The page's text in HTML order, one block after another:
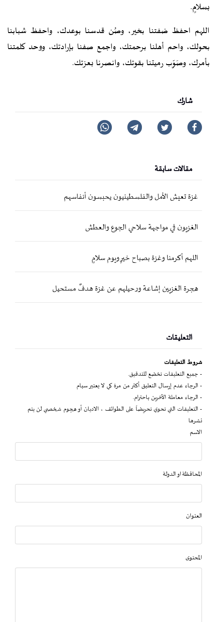
بسلامٍ.
اللهم احفظ ضفتنا بخير، وصُن قدسنا بوعدك، واحفظ شبابنا
بحولك، واحم أهلنا برحمتك، واجمع صفنا بإرادتك، ووحد كلمتنا
بأمرك، وصَوِّب رميتنا بقوتك، وانصرنا بعزتك.
شارك
مقالات سابقة
غزة تعيش الأمل والفلسطينيون يحبسون أنفاسهم
الغزيون في مواجهة سلاحي الجوع والعطش
اللهم أكرمنا وغزة بصباح خيرٍ ويوم سلامٍ
هجرة الغزيين إشاعة ورحيلهم عن غزة هدفٌ مستحيل
التعليقات
شروط التعليقات
- جميع التعليقات تخضع للتدقيق.
- الرجاء عدم إرسال التعليق أكثر من مرة كي لا يعتبر سبام
- الرجاء معاملة الآخرين باحترام.
- التعليقات التي تحوي تحريضاً على الطوائف ، الاديان أو هجوم شخصي لن يتم
نشرها
الاسم
المحافظة او الدولة
العنوان
المحتوى